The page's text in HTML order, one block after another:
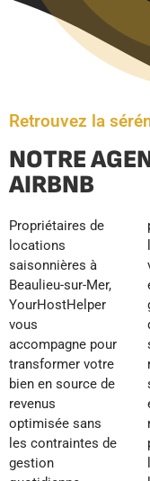
Retrouvez la
NOTRE
AIRBNB
Propriétaires de
locations
saisonnières à
Beaulieu-sur-Mer,
YourHostHelper
vous
accompagne pour
transformer votre
bien en source de
revenus
optimisée sans
les contraintes de
gestion
professionnelle à
l’accueil
voyageurs 24/7,
en passant par la
gestion tarifaire
dynamique et le
suivi des
réservations. Nos
services incluent
également le
nettoyage
professionnel,
l’entretien du
positionnement
haut de gamme
sur le marché
prestigieux de
Beaulieu-sur-Mer.
Libérez-vous des
tâches
chronophages,
réduisez votre
stress et
maximisez vos
revenus locatifs
en toute sérénité